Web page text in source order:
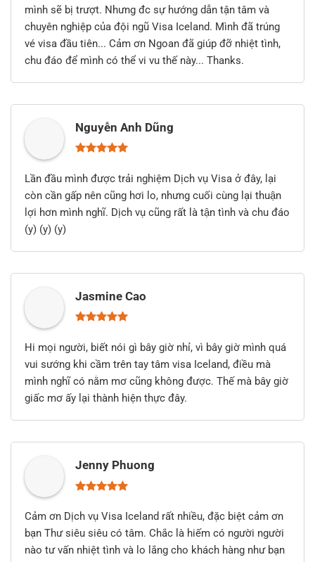
mình sẽ bị trượt. Nhưng đc sự hướng dẫn tận tâm và
chuyên nghiệp của đội ngũ Visa Iceland. Mình đã trúng
vé visa đầu tiên... Cảm ơn Ngoan đã giúp đỡ nhiệt tình,
chu đáo để mình có thể vi vu thế này... Thanks.
Nguyễn Anh Dũng
Lần đầu mình được trải nghiệm Dịch vụ Visa ở đây, lại
còn cần gấp nên cũng hơi lo, nhưng cuối cùng lại thuận
lợi hơn mình nghĩ. Dịch vụ cũng rất là tận tình và chu đáo
(y) (y) (y)
Jasmine Cao
Hi mọi người, biết nói gì bây giờ nhỉ, vì bây giờ mình quá
vui sướng khi cầm trên tay tâm visa Iceland, điều mà
mình nghĩ có nằm mơ cũng không được. Thế mà bây giờ
giấc mơ ấy lại thành hiện thực đây.
Jenny Phuong
Cảm ơn Dịch vụ Visa Iceland rất nhiều, đặc biệt cảm ơn
bạn Thư siêu siêu có tâm. Chắc là hiếm có người người
nào tư vấn nhiệt tình và lo lắng cho khách hàng như bạn